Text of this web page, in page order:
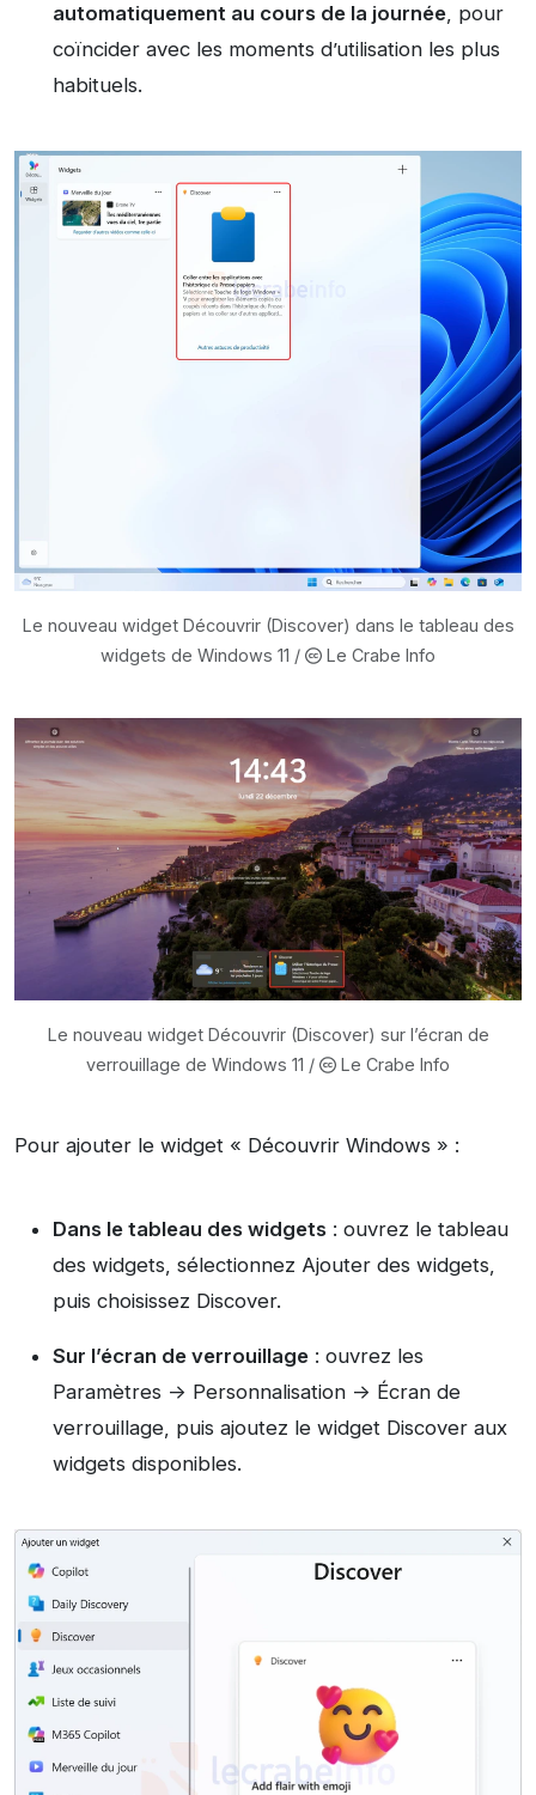
automatiquement au cours de la journée, pour
coïncider avec les moments d’utilisation les plus
habituels.
Le nouveau widget Découvrir (Discover) dans le tableau des
widgets de Windows 11 /
Le Crabe Info
Le nouveau widget Découvrir (Discover) sur l’écran de
verrouillage de Windows 11 /
Le Crabe Info
Pour ajouter le widget « Découvrir Windows » :
Dans le tableau des widgets : ouvrez le tableau
des widgets, sélectionnez Ajouter des widgets,
puis choisissez Discover.
Sur l’écran de verrouillage : ouvrez les
Paramètres -> Personnalisation -> Écran de
verrouillage, puis ajoutez le widget Discover aux
widgets disponibles.